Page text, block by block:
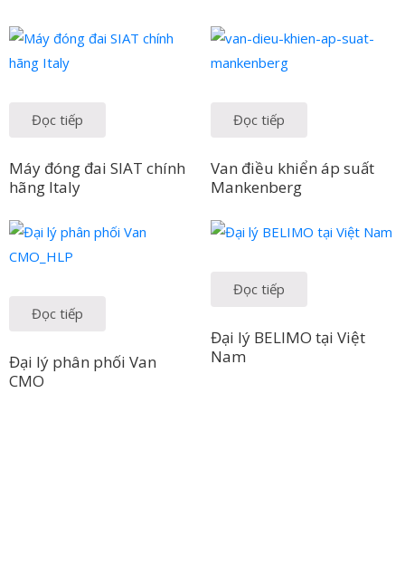
Đọc tiếp
Máy đóng đai SIAT chính
hãng Italy
Đọc tiếp
Van điều khiển áp suất
Mankenberg
Đọc tiếp
Đại lý phân phối Van
CMO
Đọc tiếp
Đại lý BELIMO tại Việt
Nam